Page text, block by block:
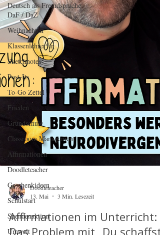
Deutsch als Fremdsprache
DaF / DaZ
Weihnachten
Klassenlehrer*in
Sketchnotes
Post-Its
To-Go Zettel
Frieden
Grundschule
Classroom Management
Affirmationen
Doodleteacher
Geschenkideen
Schulstart
Spendenaktion
Umwelt
Doodleteacher
13. Mai
3 Min. Lesezeit